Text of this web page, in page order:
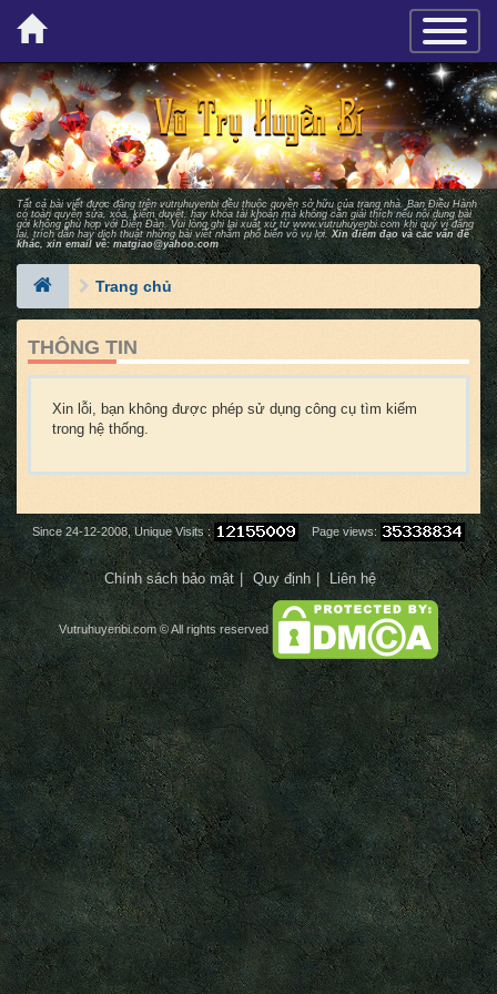
×
Tất cả bài viết được đăng trên vutruhuyenbi đều thuộc quyền sở hữu của trang nhà. Ban Ðiều Hành
có toàn quyền sửa, xóa, kiểm duyệt, hay khóa tài khoản mà không cần giải thích nếu nội dung bài
gởi không phù hợp với Diễn Ðàn. Vui lòng ghi lại xuất xứ từwww.vutruhuyenbi.comkhi quý vị đăng
lại, trích dẫn hay dịch thuật những bài viết nhằm phổ biến vô vụ lợi. Xin điểm đạo và các vấn đề
khác, xin email về: matgiao@yahoo.com
Trang chủ
THÔNG TIN
Xin lỗi, bạn không được phép sử dụng công cụ tìm kiếm
trong hệ thống.
Since 24-12-2008, Unique Visits : Page views:
Chính sách bảo mật Quy định Liên hệ
Vutruhuyenbi.com© All rights reserved